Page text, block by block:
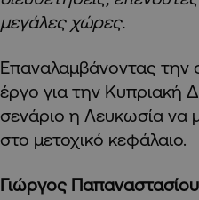
μεγάλες χώρες.
Επαναλαμβάνοντας την
έργο για την Κυπριακή
σενάριο η Λευκωσία να
στο μετοχικό κεφάλαιο.
Γιώργος